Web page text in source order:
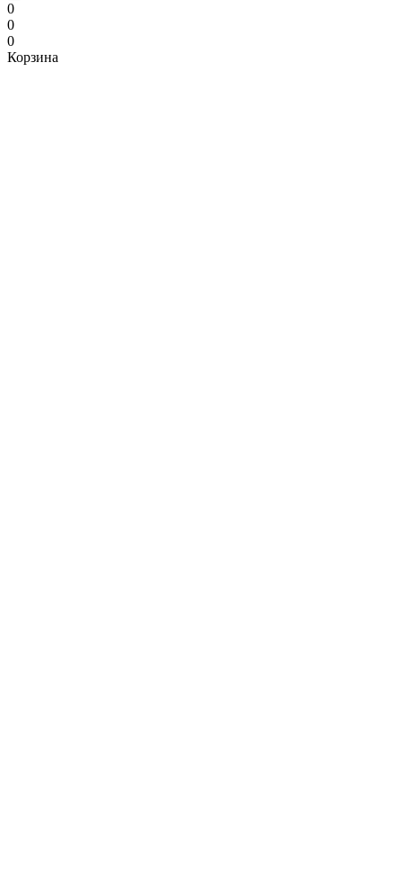
0
0
0
Корзина